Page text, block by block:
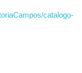
catalogo-